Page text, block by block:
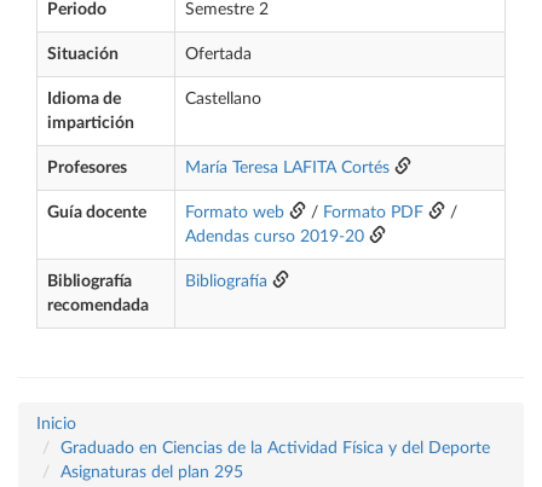
Periodo Semestre 2
Situación Ofertada
Idioma de
impartición
Castellano
Profesores María Teresa LAFITA Cortés
Guía docente Formato web / Formato PDF
/
Adendas curso 2019-20
Bibliografía
recomendada
Bibliografía
Inicio
Graduado en Ciencias de la Actividad Física y del Deporte
Asignaturas del plan 295